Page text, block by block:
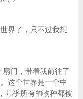
界了，只不过我想
门，带着我前往了
这个世界是一个中
几乎所有的物种都被